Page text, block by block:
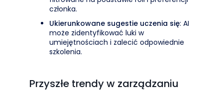
członka.
Ukierunkowane sugestie uczenia się: AI
może zidentyfikować luki w
umiejętnościach i zalecić odpowiednie
szkolenia.
Przyszłe trendy w zarządzaniu